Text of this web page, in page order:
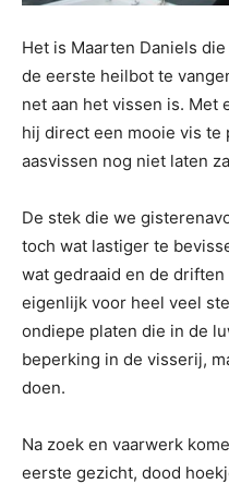
Het is Maarten Daniels
de eerste heilbot te
net aan het vissen is. Met
hij direct een mooie vis te
aasvissen nog niet laten
De stek die we
toch wat lastiger te
wat gedraaid en de
eigenlijk voor heel veel
ondiepe platen die in de
beperking in de visserij,
doen.
Na zoek en vaarwerk
eerste gezicht, dood